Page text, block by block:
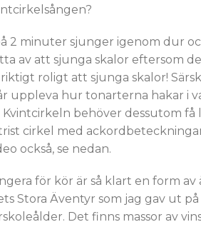
2 minuter sjunger igenom dur
av att sjunga skalor eftersom
roligt att sjunga skalor!
uppleva hur tonarterna hakar i
behöver dessutom få
cirkel med
också, se nedan.
för kör är så klart en form av
Stora Äventyr som jag gav ut
Det finns massor av